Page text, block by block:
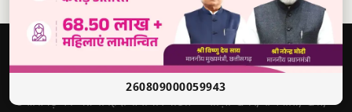
दबंगआवाज़
सच की आवाज़ • भारत
छत्तीसगढ़ का अग्रणी हिंदी समाचार पोर्टल — ताज़ा खबरें, राजनीति, खेल,
260809000059943